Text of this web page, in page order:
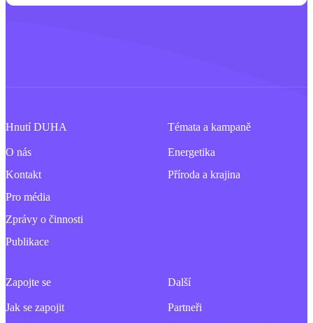
Hnutí DUHA
O nás
Kontakt
Pro média
Zprávy o činnosti
Publikace
Témata a kampaně
Energetika
Příroda a krajina
Zapojte se
Jak se zapojit
Další
Partneři